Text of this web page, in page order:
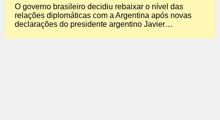
O governo brasileiro decidiu rebaixar o nível das
relações diplomáticas com a Argentina após novas
declarações do presidente argentino Javier…